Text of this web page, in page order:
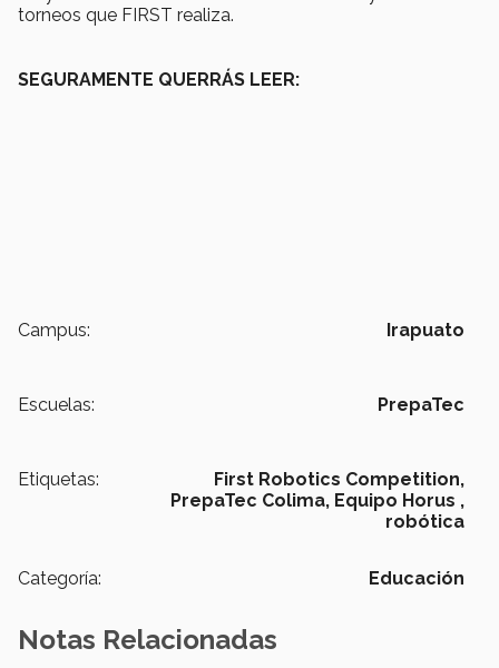
torneos que FIRST realiza.
SEGURAMENTE QUERRÁS LEER:
Campus: Irapuato
Escuelas: PrepaTec
Etiquetas:
First Robotics Competition,
PrepaTec Colima, Equipo Horus ,
robótica
Categoría: Educación
Notas Relacionadas